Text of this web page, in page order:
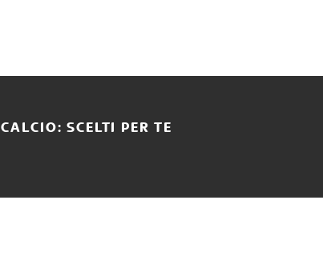
CALCIO: SCELTI PER TE